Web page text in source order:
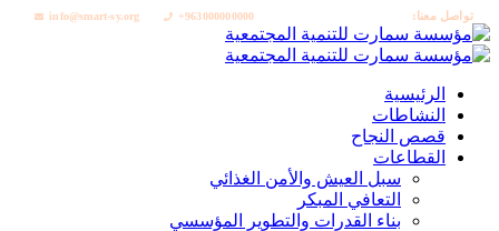
تواصل معنا: info@smart-sy.org +963000000000
الرئيسية
النشاطات
قصص النجاح
القطاعات
سبل العيش والأمن الغذائي
التعافي المبكر
بناء القدرات والتطوير المؤسسي